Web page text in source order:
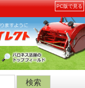
PC版で見る